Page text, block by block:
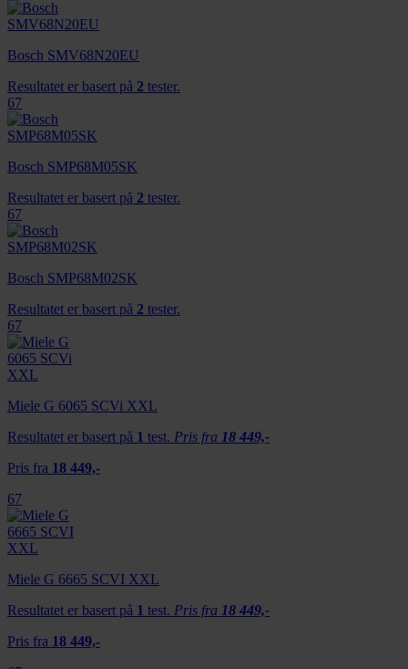
Bosch SMV68N20EU
Resultatet er basert på 2 tester.
67
Bosch SMP68M05SK
Resultatet er basert på 2 tester.
67
Bosch SMP68M02SK
Resultatet er basert på 2 tester.
67
Miele G 6065 SCVi XXL
Resultatet er basert på 1 test. Pris fra 18 449,-
Pris fra 18 449,-
67
Miele G 6665 SCVI XXL
Resultatet er basert på 1 test. Pris fra 18 449,-
Pris fra 18 449,-